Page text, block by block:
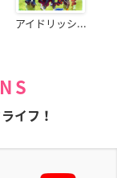
アイドリッシ...
イフ！